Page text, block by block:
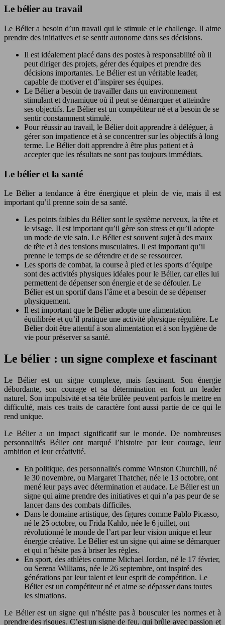
Le bélier au travail
Le Bélier a besoin d’un travail qui le stimule et le challenge. Il aime
prendre des initiatives et se sentir autonome dans ses décisions.
Il est idéalement placé dans des postes à responsabilité où il
peut diriger des projets, gérer des équipes et prendre des
décisions importantes. Le Bélier est un véritable leader,
capable de motiver et d’inspirer ses équipes.
Le Bélier a besoin de travailler dans un environnement
stimulant et dynamique où il peut se démarquer et atteindre
ses objectifs. Le Bélier est un compétiteur né et a besoin de se
sentir constamment stimulé.
Pour réussir au travail, le Bélier doit apprendre à déléguer, à
gérer son impatience et à se concentrer sur les objectifs à long
terme. Le Bélier doit apprendre à être plus patient et à
accepter que les résultats ne sont pas toujours immédiats.
Le bélier et la santé
Le Bélier a tendance à être énergique et plein de vie, mais il est
important qu’il prenne soin de sa santé.
Les points faibles du Bélier sont le système nerveux, la tête et
le visage. Il est important qu’il gère son stress et qu’il adopte
un mode de vie sain. Le Bélier est souvent sujet à des maux
de tête et à des tensions musculaires. Il est important qu’il
prenne le temps de se détendre et de se ressourcer.
Les sports de combat, la course à pied et les sports d’équipe
sont des activités physiques idéales pour le Bélier, car elles lui
permettent de dépenser son énergie et de se défouler. Le
Bélier est un sportif dans l’âme et a besoin de se dépenser
physiquement.
Il est important que le Bélier adopte une alimentation
équilibrée et qu’il pratique une activité physique régulière. Le
Bélier doit être attentif à son alimentation et à son hygiène de
vie pour préserver sa santé.
Le bélier : un signe complexe et fascinant
Le Bélier est un signe complexe, mais fascinant. Son énergie
débordante, son courage et sa détermination en font un leader
naturel. Son impulsivité et sa tête brûlée peuvent parfois le mettre en
difficulté, mais ces traits de caractère font aussi partie de ce qui le
rend unique.
Le Bélier a un impact significatif sur le monde. De nombreuses
personnalités Bélier ont marqué l’histoire par leur courage, leur
ambition et leur créativité.
En politique, des personnalités comme Winston Churchill, né
le 30 novembre, ou Margaret Thatcher, née le 13 octobre, ont
mené leur pays avec détermination et audace. Le Bélier est un
signe qui aime prendre des initiatives et qui n’a pas peur de se
lancer dans des combats difficiles.
Dans le domaine artistique, des figures comme Pablo Picasso,
né le 25 octobre, ou Frida Kahlo, née le 6 juillet, ont
révolutionné le monde de l’art par leur vision unique et leur
énergie créative. Le Bélier est un signe qui aime se démarquer
et qui n’hésite pas à briser les règles.
En sport, des athlètes comme Michael Jordan, né le 17 février,
ou Serena Williams, née le 26 septembre, ont inspiré des
générations par leur talent et leur esprit de compétition. Le
Bélier est un compétiteur né et aime se dépasser dans toutes
les situations.
Le Bélier est un signe qui n’hésite pas à bousculer les normes et à
prendre des risques. C’est un signe de feu, qui brûle avec passion et